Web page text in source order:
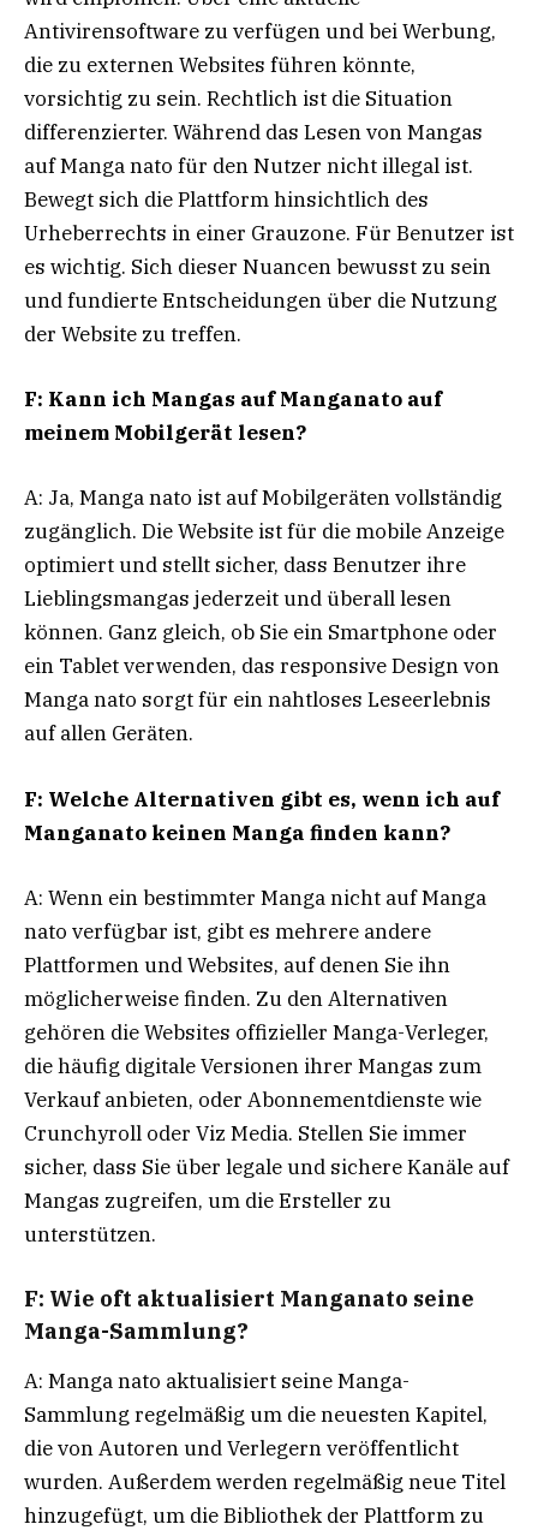
Antivirensoftware zu verfügen und bei Werbung,
die zu externen Websites führen könnte,
vorsichtig zu sein. Rechtlich ist die Situation
differenzierter. Während das Lesen von Mangas
auf Manga nato für den Nutzer nicht illegal ist.
Bewegt sich die Plattform hinsichtlich des
Urheberrechts in einer Grauzone. Für Benutzer ist
es wichtig. Sich dieser Nuancen bewusst zu sein
und fundierte Entscheidungen über die Nutzung
der Website zu treffen.
F: Kann ich Mangas auf Manganato auf
meinem Mobilgerät lesen?
A: Ja, Manga nato ist auf Mobilgeräten vollständig
zugänglich. Die Website ist für die mobile Anzeige
optimiert und stellt sicher, dass Benutzer ihre
Lieblingsmangas jederzeit und überall lesen
können. Ganz gleich, ob Sie ein Smartphone oder
ein Tablet verwenden, das responsive Design von
Manga nato sorgt für ein nahtloses Leseerlebnis
auf allen Geräten.
F: Welche Alternativen gibt es, wenn ich auf
Manganato keinen Manga finden kann?
A: Wenn ein bestimmter Manga nicht auf Manga
nato verfügbar ist, gibt es mehrere andere
Plattformen und Websites, auf denen Sie ihn
möglicherweise finden. Zu den Alternativen
gehören die Websites offizieller Manga-Verleger,
die häufig digitale Versionen ihrer Mangas zum
Verkauf anbieten, oder Abonnementdienste wie
Crunchyroll oder Viz Media. Stellen Sie immer
sicher, dass Sie über legale und sichere Kanäle auf
Mangas zugreifen, um die Ersteller zu
unterstützen.
F: Wie oft aktualisiert Manganato seine
Manga-Sammlung?
A: Manga nato aktualisiert seine Manga-
Sammlung regelmäßig um die neuesten Kapitel,
die von Autoren und Verlegern veröffentlicht
wurden. Außerdem werden regelmäßig neue Titel
hinzugefügt, um die Bibliothek der Plattform zu